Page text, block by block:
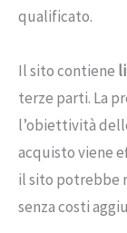
qualificato.
Il sito contiene
terze parti. La
l’obiettività
acquisto viene
il sito potrebbe
senza costi